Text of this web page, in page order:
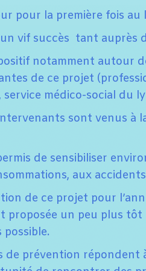
pour la première fois
vif succès tant auprès
notamment autour
de ce projet
service médico-social du
sont venus à
de sensibiliser
aux
de ce projet pour
proposée un peu plus tôt
possible.
de prévention répondent